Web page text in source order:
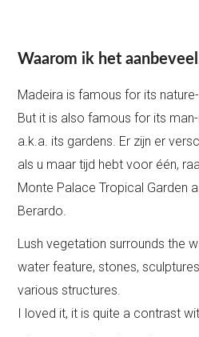
Waarom ik het
Madeira is famous for its
But it is also famous for its
a.k.a. its gardens. Er zijn er
als u maar tijd hebt voor één,
Monte Palace Tropical Garden
Berardo.
Lush vegetation surrounds the
water feature, stones,
various structures.
I loved it, it is quite a contrast